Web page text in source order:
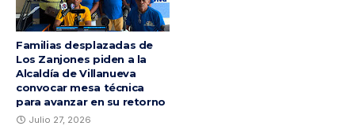
Familias desplazadas de
Los Zanjones piden a la
Alcaldía de Villanueva
convocar mesa técnica
para avanzar en su retorno
Julio 27, 2026